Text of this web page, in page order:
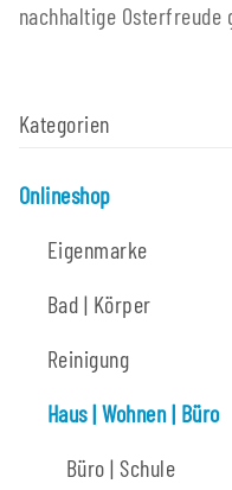
nachhaltige Osterfreude
Kategorien
Onlineshop
Eigenmarke
Bad | Körper
Reinigung
Haus | Wohnen | Büro
Büro | Schule